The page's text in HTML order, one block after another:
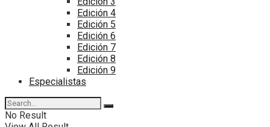
Edición 4
Edición 5
Edición 6
Edición 7
Edición 8
Edición 9
Especialistas
No Result